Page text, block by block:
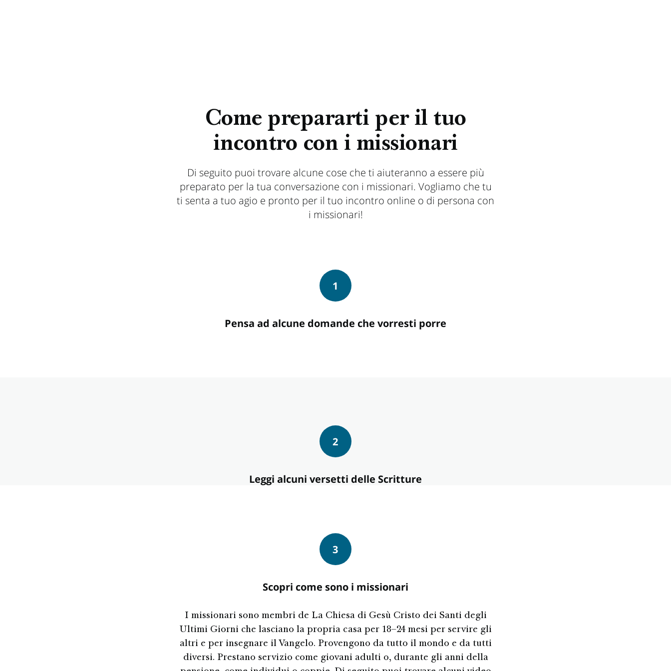
Come prepararti per il tuo
incontro con i missionari
Di seguito puoi trovare alcune cose che ti aiuteranno a essere più
preparato per la tua conversazione con i missionari. Vogliamo che tu
ti senta a tuo agio e pronto per il tuo incontro online o di persona con
i missionari!
1
Pensa ad alcune domande che vorresti porre
2
Leggi alcuni versetti delle Scritture
3
Scopri come sono i missionari
I missionari sono membri de La Chiesa di Gesù Cristo dei Santi degli
Ultimi Giorni che lasciano la propria casa per 18–24 mesi per servire gli
altri e per insegnare il Vangelo. Provengono da tutto il mondo e da tutti
diversi. Prestano servizio come giovani adulti o, durante gli anni della